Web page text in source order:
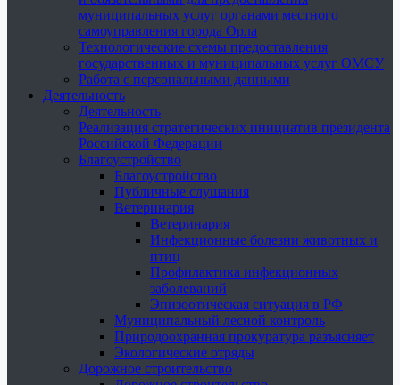
муниципальных услуг органами местного
самоуправления города Орла
Технологические схемы предоставления
государственных и муниципальных услуг ОМСУ
Работа с персональными данными
Деятельность
Деятельность
Реализация стратегических инициатив президента
Российской Федерации
Благоустройство
Благоустройство
Публичные слушания
Ветеринария
Ветеринария
Инфекционные болезни животных и
птиц
Профилактика инфекционных
заболеваний
Эпизоотическая ситуация в РФ
Муниципальный лесной контроль
Природоохранная прокуратура разъясняет
Экологические отряды
Дорожное строительство